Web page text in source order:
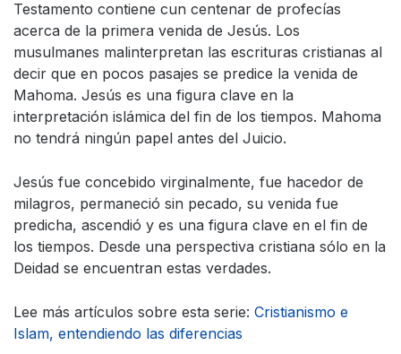
Testamento contiene cun centenar de profecías
acerca de la primera venida de Jesús. Los
musulmanes malinterpretan las escrituras cristianas al
decir que en pocos pasajes se predice la venida de
Mahoma. Jesús es una figura clave en la
interpretación islámica del fin de los tiempos. Mahoma
no tendrá ningún papel antes del Juicio.
Jesús fue concebido virginalmente, fue hacedor de
milagros, permaneció sin pecado, su venida fue
predicha, ascendió y es una figura clave en el fin de
los tiempos. Desde una perspectiva cristiana sólo en la
Deidad se encuentran estas verdades.
Lee más artículos sobre esta serie: Cristianismo e
Islam, entendiendo las diferencias